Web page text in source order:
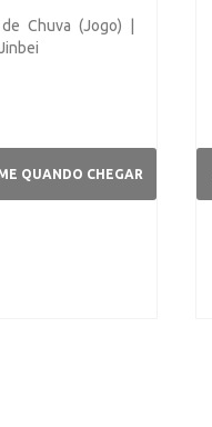
Chuva (Jogo) |
QUANDO CHEGAR